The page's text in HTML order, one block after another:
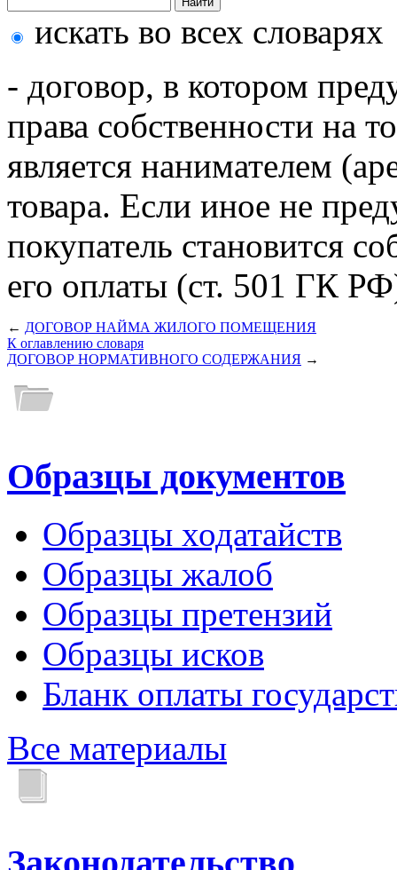
искать во всех словарях
- договор, в котором
права собственности на
является нанимателем
товара. Если иное не
покупатель становится
его оплаты (ст. 501 ГК
← ДОГОВОР НАЙМА ЖИЛОГО ПОМЕЩЕНИЯ
К оглавлению словаря
ДОГОВОР НОРМАТИВНОГО СОДЕРЖАНИЯ →
Образцы документов
Образцы ходатайств
Образцы жалоб
Образцы претензий
Образцы исков
Бланк оплаты
Все материалы